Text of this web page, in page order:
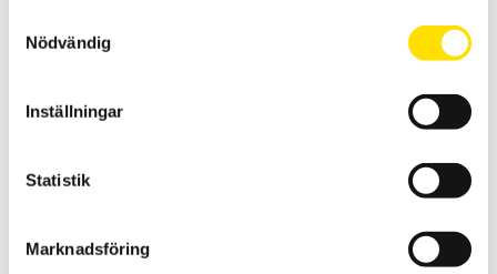
Nödvändig
Inställningar
Statistik
Marknadsföring
260.00kr